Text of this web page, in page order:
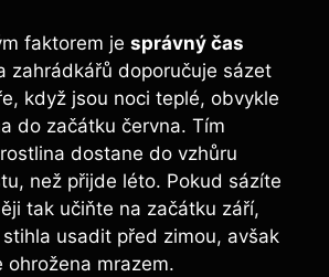
faktorem je správný čas
zahrádkářů doporučuje sázet
když jsou noci teplé, obvykle
do začátku června. Tím
dostane do vzhůru
než přijde léto. Pokud sázíte
tak učiňte na začátku září,
usadit před zimou, avšak
ohrožena mrazem.